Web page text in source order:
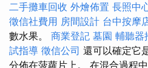
二手攤車回收 外燴佈置 長照中
徵信社費用 房間設計 台中按摩
數水果。 商業登記 墓園 輔聽器
試指導 徵信公司 還可以確定它
分佈在菠蘿片上。 在混合過程